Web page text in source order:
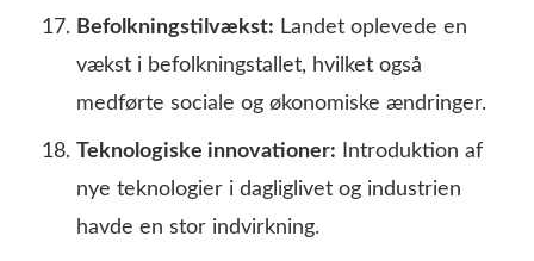
Befolkningstilvækst: Landet oplevede en
vækst i befolkningstallet, hvilket også
medførte sociale og økonomiske ændringer.
Teknologiske innovationer: Introduktion af
nye teknologier i dagliglivet og industrien
havde en stor indvirkning.